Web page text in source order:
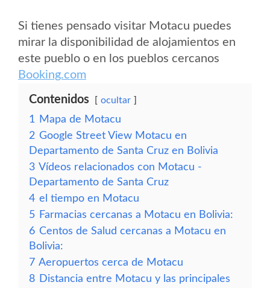
Si tienes pensado visitar Motacu puedes
mirar la disponibilidad de alojamientos en
este pueblo o en los pueblos cercanos
Booking.com
Contenidos ocultar
1
Mapa de Motacu
2 Google Street View Motacu en
Departamento de Santa Cruz en Bolivia
3 Vídeos relacionados con Motacu -
Departamento de Santa Cruz
4 el tiempo en Motacu
5 Farmacias cercanas a Motacu en Bolivia:
6 Centos de Salud cercanas a Motacu en
Bolivia:
7 Aeropuertos cerca de Motacu
8 Distancia entre Motacu y las principales